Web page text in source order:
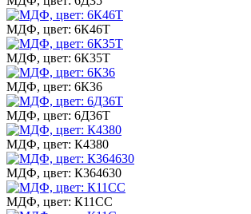
МДФ, цвет: 6К46Т
МДФ, цвет: 6К35Т
МДФ, цвет: 6К36
МДФ, цвет: 6Д36Т
МДФ, цвет: К4380
МДФ, цвет: К364630
МДФ, цвет: К11СС